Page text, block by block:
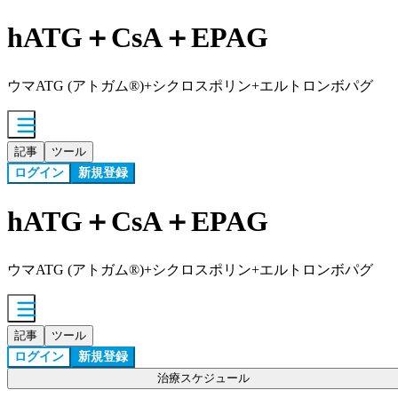
hATG＋CsA＋EPAG
ウマATG (アトガム®)+シクロスポリン+エルトロンボパグ
記事 ツール
ログイン 新規登録
hATG＋CsA＋EPAG
ウマATG (アトガム®)+シクロスポリン+エルトロンボパグ
記事 ツール
ログイン 新規登録
治療スケジュール